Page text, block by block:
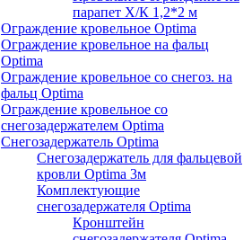
парапет Х/К 1,2*2 м
Ограждение кровельное Optima
Ограждение кровельное на фальц
Optima
Ограждение кровельное со снегоз. на
фальц Optima
Ограждение кровельное со
снегозадержателем Optima
Снегозадержатель Optima
Снегозадержатель для фальцевой
кровли Optima 3м
Комплектующие
снегозадержателя Optima
Кронштейн